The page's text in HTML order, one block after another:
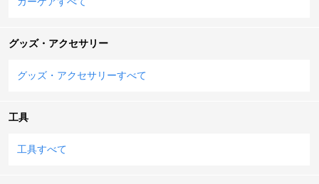
グッズ・アクセサリー
グッズ・アクセサリーすべて
工具
工具すべて